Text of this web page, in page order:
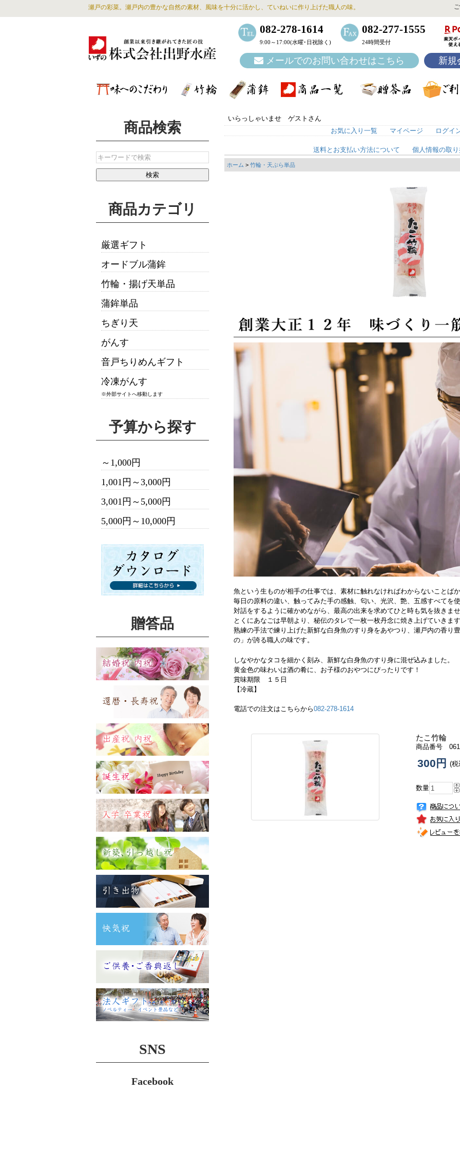
瀬戸の彩菜。瀬戸内の豊かな自然の素材、風味を十分に活かし、ていねいに作り上げた職人の味。
082-278-1614
9:00～17:00(水曜･日祝除く)
082-277-1555
24時間受付
メールでのお問い合わせはこちら 新規
いらっしゃいませ ゲストさん
お気に入り一覧
マイページ ログイ
送料とお支払い方法について 個人情報の取
ホーム > 竹輪・天ぷら単品
魚という生ものが相手の仕事では、素材に触れなければわからないことば
毎日の原料の違い、触ってみた手の感触、匂い、光沢、艶、五感すべてを
対話をするように確かめながら、最高の出来を求めてひと時も気を抜きま
とくにあなごは早朝より、秘伝のタレで一枚一枚丹念に焼き上げていきま
熟練の手法で練り上げた新鮮な白身魚のすり身をあやつり、瀬戸内の香り
の」が誇る職人の味です。
しなやかなタコを細かく刻み、新鮮な白身魚のすり身に混ぜ込みました。
黄金色の味わいは酒の肴に、お子様のおやつにぴったりです！
賞味期限 １５日
【冷蔵】
電話での注文はこちらから082-278-1614
たこ竹輪
商品番号 061
300円 (税
数量
商品検索
商品カテゴリ
厳選ギフト
オードブル蒲鉾
竹輪・揚げ天単品
蒲鉾単品
ちぎり天
がんす
音戸ちりめんギフト
冷凍がんす
※外部サイトへ移動します
予算から探す
～1,000円
1,001円～3,000円
3,001円～5,000円
5,000円～10,000円
贈答品
SNS
Facebook